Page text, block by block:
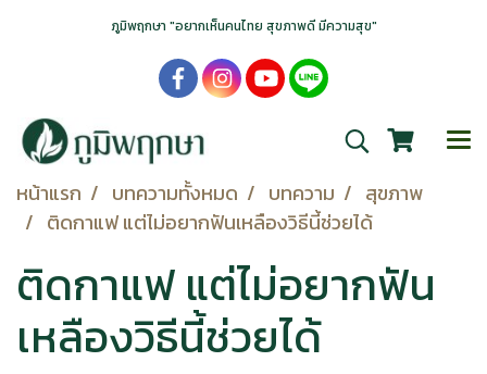
ภูมิพฤกษา "อยากเห็นคนไทย สุขภาพดี มีความสุข"
หน้าแรก บทความทั้งหมด บทความ
สุขภาพ
ติดกาแฟ แต่ไม่อยากฟันเหลืองวิธีนี้ช่วยได้
ติดกาแฟ แต่ไม่อยากฟัน
เหลืองวิธีนี้ช่วยได้